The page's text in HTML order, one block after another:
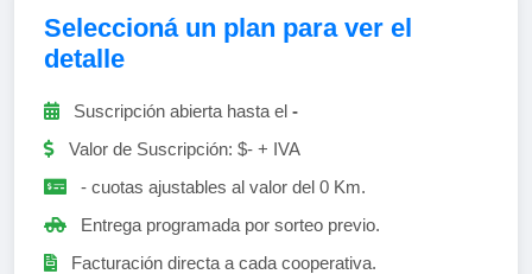
Seleccioná un plan para ver el
detalle
Suscripción abierta hasta el -
Valor de Suscripción: $- + IVA
- cuotas ajustables al valor del 0 Km.
Entrega programada por sorteo previo.
Facturación directa a cada cooperativa.